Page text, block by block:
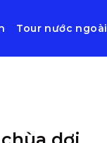
Tour nước ngoài